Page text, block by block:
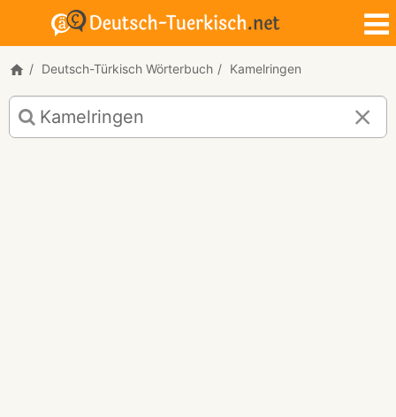
Deutsch-Türkisch Wörterbuch Kamelringen
Deutsch-
Türkisch
Übersetzung